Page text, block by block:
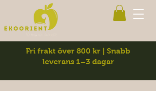
Fri frakt över 800 kr | Snabb
leverans 1–3 dagar